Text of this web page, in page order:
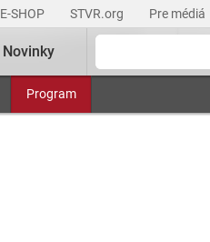
E-SHOP STVR.org Pre médiá
Program
Novinky